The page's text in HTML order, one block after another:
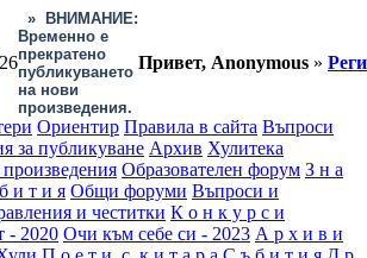
»
ВНИМАНИЕ:
Временно е
прекратено
публикуването
на нови
произведения.
Привет, Anonymous »
Ориентир Правила в сайта Въпроси
за публикуване Архив Хулитека
Образователен форум З н а
и т и я Общи форуми Въпроси и
и честитки К о н к у р с и
- 2020 Очи към себе си - 2023 А р х и в и